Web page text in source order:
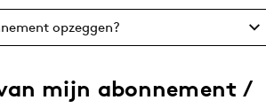
opzeggen?
mijn abonnement /